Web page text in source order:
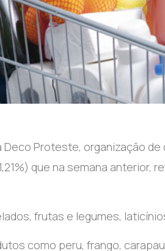
Proteste, organização
que na semana anterior,
frutas e legumes,
como peru, frango,